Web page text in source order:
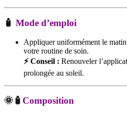
🧴 Mode d’emploi
Appliquer uniformément le
votre routine de soin.
⚡ Conseil : Renouveler
prolongée au soleil.
🌞🧴 Composition